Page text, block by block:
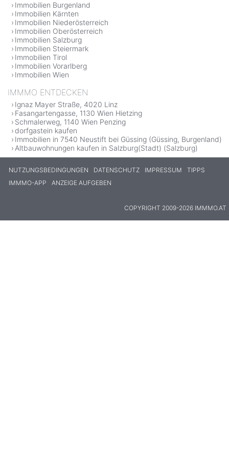
Immobilien Burgenland
Immobilien Kärnten
Immobilien Niederösterreich
Immobilien Oberösterreich
Immobilien Salzburg
Immobilien Steiermark
Immobilien Tirol
Immobilien Vorarlberg
Immobilien Wien
IMMMO ENTDECKEN
Ignaz Mayer Straße, 4020 Linz
Fasangartengasse, 1130 Wien Hietzing
Schmalerweg, 1140 Wien Penzing
dorfgastein kaufen
Immobilien in 7540 Neustift bei Güssing (Güssing, Burgenland)
Altbauwohnungen kaufen in Salzburg(Stadt) (Salzburg)
NUTZUNGSBEDINGUNGEN DATENSCHUTZ IMPRESSUM
TIPPS
IMMMO-APP
ANZEIGE AUFGEBEN
COPYRIGHT 2009-2026 IMMMO.AT